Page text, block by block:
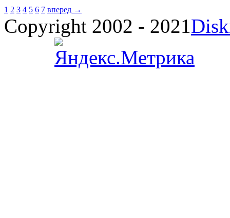
1 2 3 4 5 6 7 вперед →
Copyright 2002 - 2021